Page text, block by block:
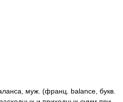
муж. (франц. balance, букв.